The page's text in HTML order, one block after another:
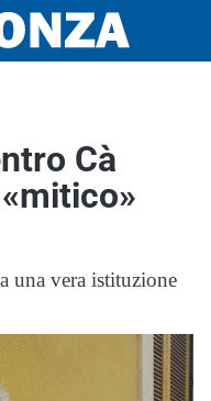
Cà
una vera istituzione